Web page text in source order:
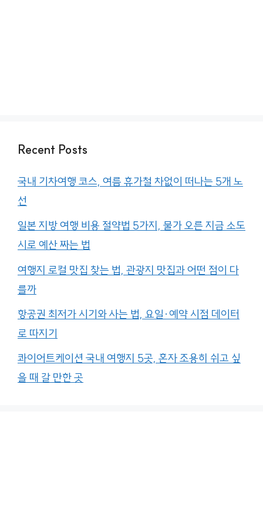
Recent Posts
국내 기차여행 코스, 여름 휴가철 차없이 떠나는 5개 노
선
일본 지방 여행 비용 절약법 5가지, 물가 오른 지금 소도
시로 예산 짜는 법
여행지 로컬 맛집 찾는 법, 관광지 맛집과 어떤 점이 다
를까
항공권 최저가 시기와 사는 법, 요일·예약 시점 데이터
로 따지기
콰이어트케이션 국내 여행지 5곳, 혼자 조용히 쉬고 싶
을 때 갈 만한 곳